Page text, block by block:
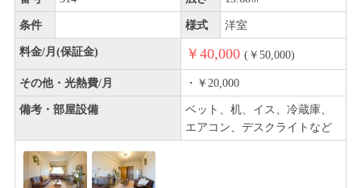
条件 様式 洋室
料金/月(保証金) ￥40,000 (￥50,000)
その他・光熱費/月 ・￥20,000
備考・部屋設備
ベット、机、イス、冷蔵庫、
エアコン、デスクライトなど